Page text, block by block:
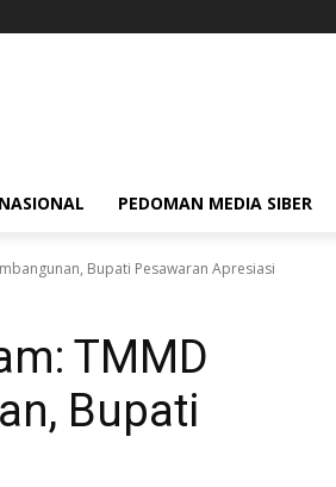
NASIONAL PEDOMAN MEDIA SIBER
Bupati Pesawaran Apresiasi
TMMD
Bupati